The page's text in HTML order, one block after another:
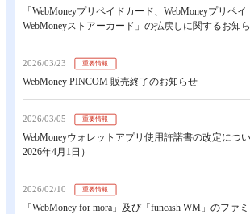
「WebMoneyプリペイドカード、WebMoneyプリペイ
WebMoneyストアーカード」の払戻しに関するお知
2026/03/23 重要情報
WebMoney PINCOM 販売終了のお知らせ
2026/03/05 重要情報
WebMoneyウォレットアプリ使用許諾書の改定につ
2026年4月1日）
2026/02/10 重要情報
「WebMoney for mora」及び「funcash WM」のファ